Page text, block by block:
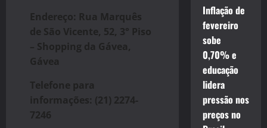
Endereço: Rua Marquês
de São Vicente, 52, 3° Piso
– Shopping da Gávea,
Gávea
Telefone para
informações: (21) 2274-
7246
Inflação de
fevereiro
sobe
0,70% e
educação
lidera
pressão nos
preços no